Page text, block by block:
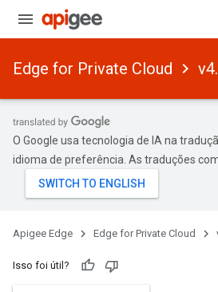
Edge for Private Cloud
O Google usa tecnologia de IA na
idioma de preferência. As traduções
Apigee Edge Edge for Private Cloud
Isso foi útil?